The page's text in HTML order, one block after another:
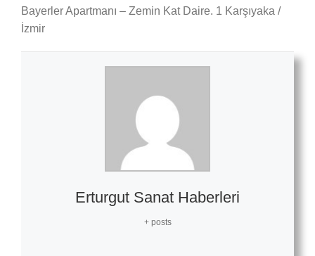
Bayerler Apartmanı – Zemin Kat Daire. 1 Karşıyaka /
İzmir
Erturgut Sanat Haberleri
+ posts